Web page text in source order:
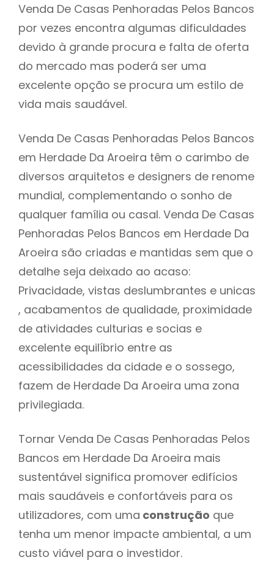
Venda De Casas Penhoradas Pelos Bancos
por vezes encontra algumas dificuldades
devido à grande procura e falta de oferta
do mercado mas poderá ser uma
excelente opção se procura um estilo de
vida mais saudável.
Venda De Casas Penhoradas Pelos Bancos
em Herdade Da Aroeira têm o carimbo de
diversos arquitetos e designers de renome
mundial, complementando o sonho de
qualquer família ou casal. Venda De Casas
Penhoradas Pelos Bancos em Herdade Da
Aroeira são criadas e mantidas sem que o
detalhe seja deixado ao acaso:
Privacidade, vistas deslumbrantes e unicas
, acabamentos de qualidade, proximidade
de atividades culturias e socias e
excelente equilíbrio entre as
acessibilidades da cidade e o sossego,
fazem de Herdade Da Aroeira uma zona
privilegiada.
Tornar Venda De Casas Penhoradas Pelos
Bancos em Herdade Da Aroeira mais
sustentável significa promover edifícios
mais saudáveis e confortáveis para os
utilizadores, com uma construção que
tenha um menor impacte ambiental, a um
custo viável para o investidor.